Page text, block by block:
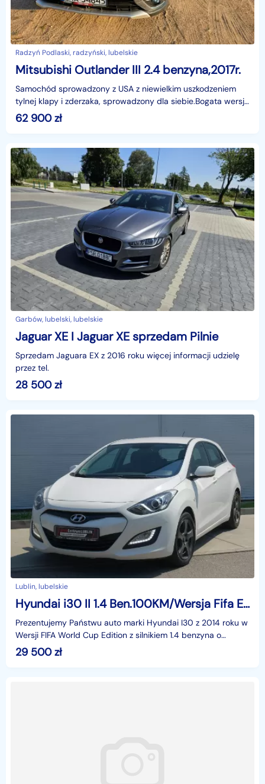
Radzyń Podlaski, radzyński, lubelskie
Mitsubishi Outlander III 2.4 benzyna,2017r.
Samochód sprowadzony z USA z niewielkim uszkodzeniem
tylnej klapy i zderzaka, sprowadzony dla siebie.Bogata wersja
wyposażenia. Konwersję w Polsce zrobiła firma
62 900zł
Garbów, lubelski, lubelskie
Jaguar XE I Jaguar XE sprzedam Pilnie
Sprzedam Jaguara EX z 2016 roku więcej informacji udzielę
przez tel.
28 500zł
Lublin, lubelskie
Hyundai i30 II 1.4 Ben.100KM/Wersja Fifa Edition/Grzane Fotele
Prezentujemy Państwu auto marki Hyundai I30 z 2014 roku w
Wersji FIFA World Cup Edition z silnikiem 1.4 benzyna o
mocy100KM.Przyjmujemy samochody w rozliczeniu.
29 500zł